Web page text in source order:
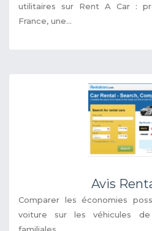
utilitaires sur Rent A Car :
France, une...
Avis
Comparer les économies
voiture sur les véhicules